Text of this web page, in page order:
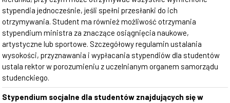
stypendia jednocześnie, jeśli spełni przesłanki do ich
otrzymywania. Student ma również możliwość otrzymania
stypendium ministra za znaczące osiągnięcia naukowe,
artystyczne lub sportowe. Szczegółowy regulamin ustalania
wysokości, przyznawania i wypłacania stypendiów dla studentów
ustala rektor w porozumieniu z uczelnianym organem samorządu
studenckiego.
Stypendium socjalne dla studentów znajdujących się w